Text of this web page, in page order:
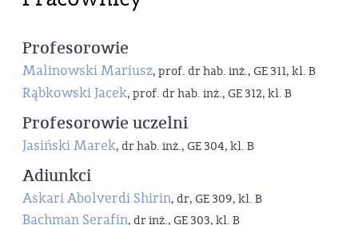
Profesorowie
Malinowski Mariusz, prof. dr hab. inż., GE 311, kl. B
Rąbkowski Jacek, prof. dr hab. inż., GE 312, kl. B
Profesorowie uczelni
Jasiński Marek, dr hab. inż., GE 304, kl. B
Adiunkci
Askari Abolverdi Shirin, dr, GE 309, kl. B
Bachman Serafin, dr inż., GE 303, kl. B